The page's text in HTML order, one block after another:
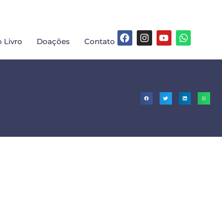
Livro Doações Contato